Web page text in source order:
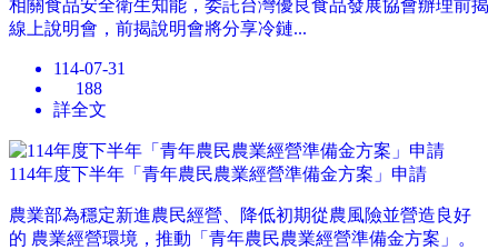
相關食品安全衛生知能，委託台灣優良食品發展協會辦理前揭
線上說明會，前揭說明會將分享冷鏈...
114-07-31
188
詳全文
114年度下半年「青年農民農業經營準備金方案」申請
農業部為穩定新進農民經營、降低初期從農風險並營造良好
的 農業經營環境，推動「青年農民農業經營準備金方案」。